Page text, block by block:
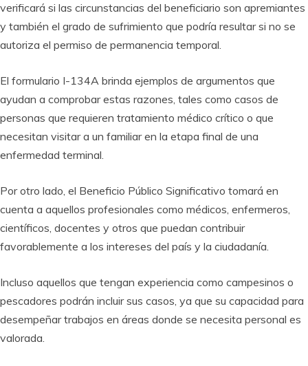
verificará si las circunstancias del beneficiario son apremiantes
y también el grado de sufrimiento que podría resultar si no se
autoriza el permiso de permanencia temporal.
El formulario I-134A brinda ejemplos de argumentos que
ayudan a comprobar estas razones, tales como casos de
personas que requieren tratamiento médico crítico o que
necesitan visitar a un familiar en la etapa final de una
enfermedad terminal.
Por otro lado, el Beneficio Público Significativo tomará en
cuenta a aquellos profesionales como médicos, enfermeros,
científicos, docentes y otros que puedan contribuir
favorablemente a los intereses del país y la ciudadanía.
Incluso aquellos que tengan experiencia como campesinos o
pescadores podrán incluir sus casos, ya que su capacidad para
desempeñar trabajos en áreas donde se necesita personal es
valorada.